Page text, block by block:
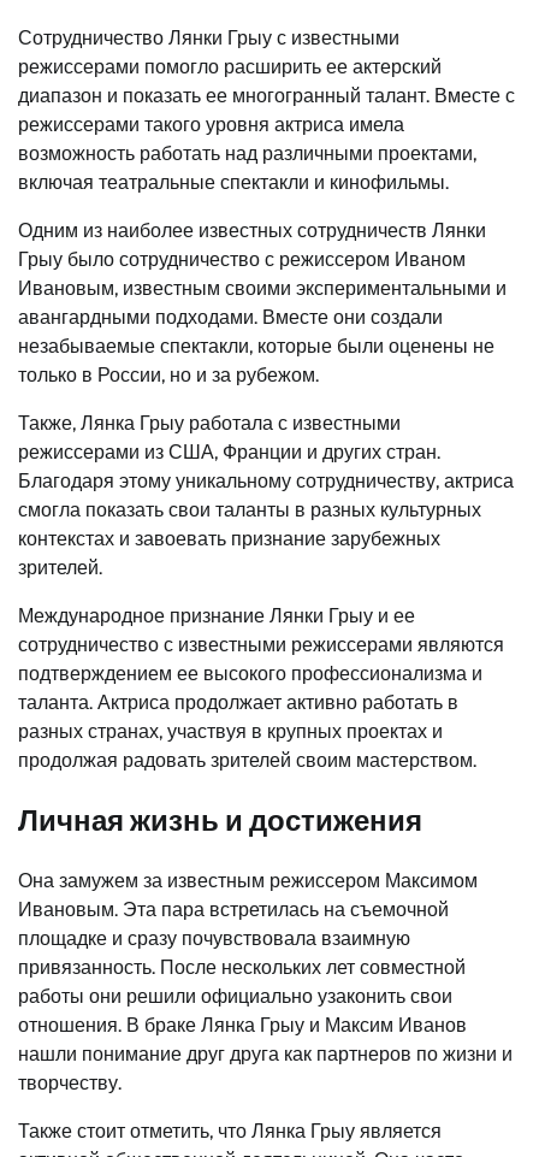
Сотрудничество Лянки Грыу с известными
режиссерами помогло расширить ее актерский
диапазон и показать ее многогранный талант. Вместе с
режиссерами такого уровня актриса имела
возможность работать над различными проектами,
включая театральные спектакли и кинофильмы.
Одним из наиболее известных сотрудничеств Лянки
Грыу было сотрудничество с режиссером Иваном
Ивановым, известным своими экспериментальными и
авангардными подходами. Вместе они создали
незабываемые спектакли, которые были оценены не
только в России, но и за рубежом.
Также, Лянка Грыу работала с известными
режиссерами из США, Франции и других стран.
Благодаря этому уникальному сотрудничеству, актриса
смогла показать свои таланты в разных культурных
контекстах и завоевать признание зарубежных
зрителей.
Международное признание Лянки Грыу и ее
сотрудничество с известными режиссерами являются
подтверждением ее высокого профессионализма и
таланта. Актриса продолжает активно работать в
разных странах, участвуя в крупных проектах и
продолжая радовать зрителей своим мастерством.
Личная жизнь и достижения
Она замужем за известным режиссером Максимом
Ивановым. Эта пара встретилась на съемочной
площадке и сразу почувствовала взаимную
привязанность. После нескольких лет совместной
работы они решили официально узаконить свои
отношения. В браке Лянка Грыу и Максим Иванов
нашли понимание друг друга как партнеров по жизни и
творчеству.
Также стоит отметить, что Лянка Грыу является